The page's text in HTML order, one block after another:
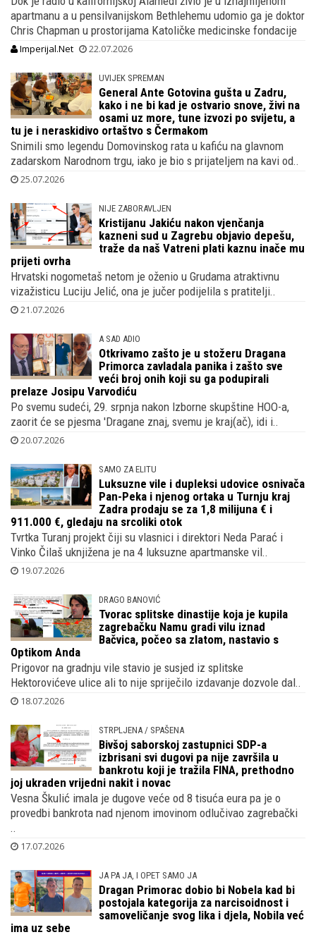
apartmanu a u pensilvanijskom Bethlehemu udomio ga je doktor
Chris Chapman u prostorijama Katoličke medicinske fondacije
Imperijal.Net 22.07.2026
UVIJEK SPREMAN
General Ante Gotovina gušta u Zadru,
kako i ne bi kad je ostvario snove, živi na
osami uz more, tune izvozi po svijetu, a
tu je i neraskidivo ortaštvo s Čermakom
Snimili smo legendu Domovinskog rata u kafiću na glavnom
zadarskom Narodnom trgu, iako je bio s prijateljem na kavi od..
25.07.2026
NIJE ZABORAVLJEN
Kristijanu Jakiću nakon vjenčanja
kazneni sud u Zagrebu objavio depešu,
traže da naš Vatreni plati kaznu inače mu
prijeti ovrha
Hrvatski nogometaš netom je oženio u Grudama atraktivnu
vizažisticu Luciju Jelić, ona je jučer podijelila s pratitelji..
21.07.2026
A SAD ADIO
Otkrivamo zašto je u stožeru Dragana
Primorca zavladala panika i zašto sve
veći broj onih koji su ga podupirali
prelaze Josipu Varvodiću
Po svemu sudeći, 29. srpnja nakon Izborne skupštine HOO-a,
zaorit će se pjesma 'Dragane znaj, svemu je kraj(ač), idi i..
20.07.2026
SAMO ZA ELITU
Luksuzne vile i dupleksi udovice osnivača
Pan-Peka i njenog ortaka u Turnju kraj
Zadra prodaju se za 1,8 milijuna € i
911.000 €, gledaju na srcoliki otok
Tvrtka Turanj projekt čiji su vlasnici i direktori Neda Parać i
Vinko Čilaš uknjižena je na 4 luksuzne apartmanske vil..
19.07.2026
DRAGO BANOVIĆ
Tvorac splitske dinastije koja je kupila
zagrebačku Namu gradi vilu iznad
Bačvica, počeo sa zlatom, nastavio s
Optikom Anda
Prigovor na gradnju vile stavio je susjed iz splitske
Hektorovićeve ulice ali to nije spriječilo izdavanje dozvole dal..
18.07.2026
STRPLJENA / SPAŠENA
Bivšoj saborskoj zastupnici SDP-a
izbrisani svi dugovi pa nije završila u
bankrotu koji je tražila FINA, prethodno
joj ukraden vrijedni nakit i novac
Vesna Škulić imala je dugove veće od 8 tisuća eura pa je o
provedbi bankrota nad njenom imovinom odlučivao zagrebački
..
17.07.2026
JA PA JA, I OPET SAMO JA
Dragan Primorac dobio bi Nobela kad bi
postojala kategorija za narcisoidnost i
samoveličanje svog lika i djela, Nobila već
ima uz sebe